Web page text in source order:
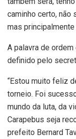
caminho certo, não
mas
A palavra de
definido pelo
“Estou muito feliz
torneio. Foi
mundo da luta, da
Carapebus seja
prefeito Bernard